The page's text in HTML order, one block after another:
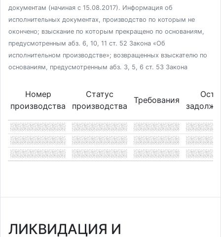
документам (начиная с 15.08.2017). Информация об
исполнительных документах, производство по которым не
окончено; взыскание по которым прекращено по основаниям,
предусмотренным абз. 6, 10, 11 ст. 52 Закона «Об
исполнительном производстве»; возвращенных взыскателю по
основаниям, предусмотренным абз. 3, 5, 6 ст. 53 Закона
Номер
производства
Статус
производства
Требования
ЛИКВИДАЦИЯ И